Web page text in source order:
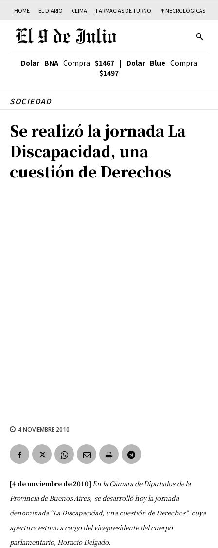
HOME EL DIARIO CLIMA FARMACIAS DE TURNO ✟ NECROLÓGICAS
Dolar BNA Compra $1467 | Dolar Blue Compra
$1497
SOCIEDAD
Se realizó la jornada La
Discapacidad, una
cuestión de Derechos
4 NOVIEMBRE 2010
[4 de noviembre de 2010] En la Cámara de Diputados de la
Provincia de Buenos Aires, se desarrolló hoy la jornada
denominada “La Discapacidad, una cuestión de Derechos”, cuya
apertura estuvo a cargo del vicepresidente del cuerpo
parlamentario, Horacio Delgado.